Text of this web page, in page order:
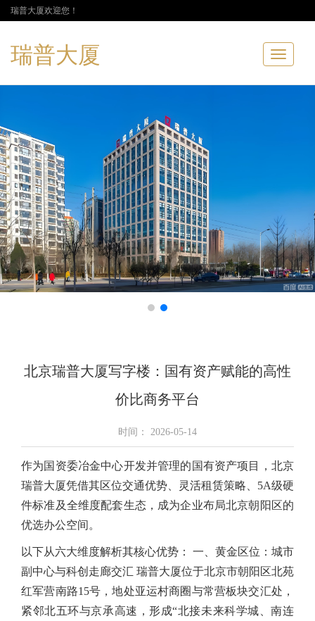
瑞普大厦欢迎您！
瑞普大厦
北京瑞普大厦写字楼：国有资产赋能的高性
价比商务平台
时间： 2026-05-14
作为国资委冶金中心开发并管理的国有资产项目，北京
瑞普大厦凭借其区位交通优势、灵活租赁策略、5A级硬
件标准及全维度配套生态，成为企业布局北京朝阳区的
优选办公空间。
以下从六大维度解析其核心优势： 一、黄金区位：城市
副中心与科创走廊交汇 瑞普大厦位于北京市朝阳区北苑
红军营南路15号，地处亚运村商圈与常营板块交汇处，
紧邻北五环与京承高速，形成“北接未来科学城、南连